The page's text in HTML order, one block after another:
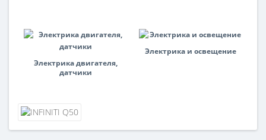
Электрика двигателя,
датчики
Электрика и освещение